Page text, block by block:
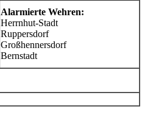
Alarmierte Wehren:
Herrnhut-Stadt
Ruppersdorf
Großhennersdorf
Bernstadt